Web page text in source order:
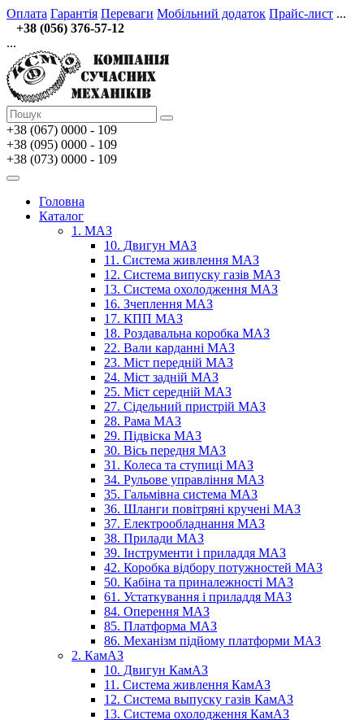
Оплата Гарантія Переваги Мобільний додаток Прайс-лист ...
+38 (056) 376-57-12
...
+38 (067) 0000 - 109
+38 (095) 0000 - 109
+38 (073) 0000 - 109
Головна
Каталог
1. МАЗ
10. Двигун МАЗ
11. Система живлення МАЗ
12. Система випуску газів МАЗ
13. Система охолодження МАЗ
16. Зчеплення МАЗ
17. КПП МАЗ
18. Роздавальна коробка МАЗ
22. Вали карданні МАЗ
23. Міст передній МАЗ
24. Міст задній МАЗ
25. Міст середній МАЗ
27. Сідельний пристрій МАЗ
28. Рама МАЗ
29. Підвіска МАЗ
30. Вісь передня МАЗ
31. Колеса та ступиці МАЗ
34. Рульове управління МАЗ
35. Гальмівна система МАЗ
36. Шланги повітряні кручені МАЗ
37. Електрообладнання МАЗ
38. Прилади МАЗ
39. Інструменти і приладдя МАЗ
42. Коробка відбору потужностей МАЗ
50. Кабіна та приналежності МАЗ
61. Устаткування і приладдя МАЗ
84. Оперення МАЗ
85. Платформа МАЗ
86. Механізм підйому платформи МАЗ
2. КамАЗ
10. Двигун КамАЗ
11. Система живлення КамАЗ
12. Система выпуску газів КамАЗ
13. Система охолодження КамАЗ